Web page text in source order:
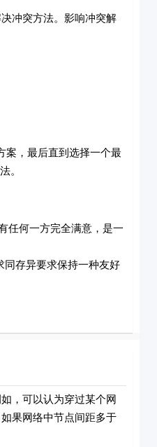
冲突方法。影响冲突解
，最后直到选择一个最
。
任何一方完全满意，是一
存异要求保持一种友好
，可以认为穿过某个网
果网络中节点间距多于